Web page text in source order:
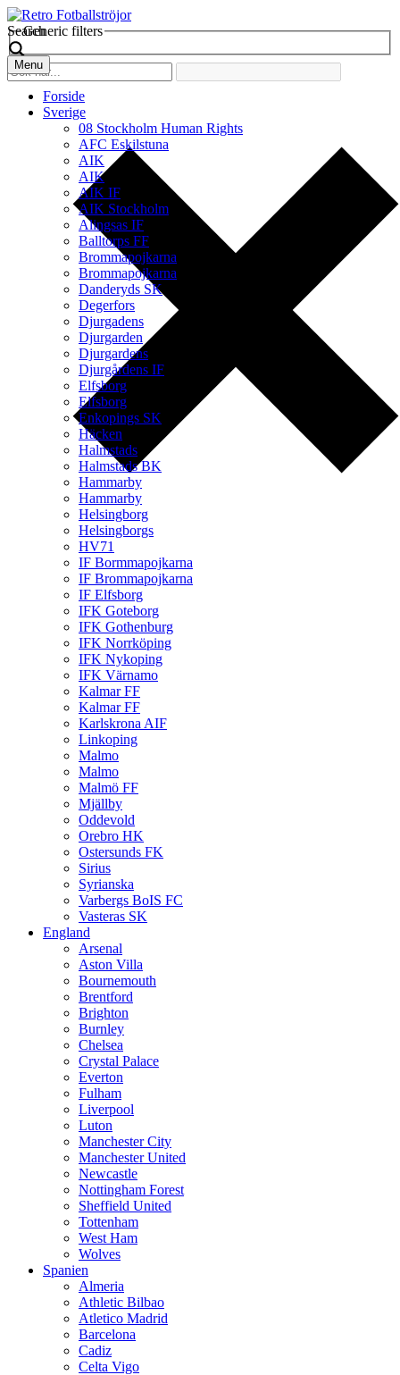
Search
Generic filters
Menu
Forside
Sverige
08 Stockholm Human Rights
AFC Eskilstuna
AIK
AIK
AIK IF
AIK Stockholm
Alingsas IF
Balltorps FF
Brommapojkarna
Brommapojkarna
Danderyds SK
Degerfors
Djurgadens
Djurgarden
Djurgardens
Djurgårdens IF
Elfsborg
Elfsborg
Enkopings SK
Häcken
Halmstads
Halmstads BK
Hammarby
Hammarby
Helsingborg
Helsingborgs
HV71
IF Bormmapojkarna
IF Brommapojkarna
IF Elfsborg
IFK Goteborg
IFK Gothenburg
IFK Norrköping
IFK Nykoping
IFK Värnamo
Kalmar FF
Kalmar FF
Karlskrona AIF
Linkoping
Malmo
Malmo
Malmö FF
Mjällby
Oddevold
Orebro HK
Ostersunds FK
Sirius
Syrianska
Varbergs BoIS FC
Vasteras SK
England
Arsenal
Aston Villa
Bournemouth
Brentford
Brighton
Burnley
Chelsea
Crystal Palace
Everton
Fulham
Liverpool
Luton
Manchester City
Manchester United
Newcastle
Nottingham Forest
Sheffield United
Tottenham
West Ham
Wolves
Spanien
Almeria
Athletic Bilbao
Atletico Madrid
Barcelona
Cadiz
Celta Vigo